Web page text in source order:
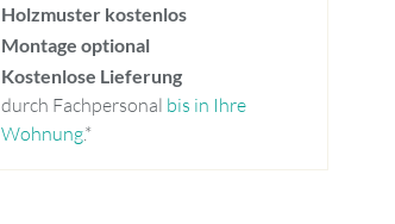
Holzmuster kostenlos
Montage optional
Kostenlose Lieferung
durch Fachpersonal bis in Ihre
Wohnung.*